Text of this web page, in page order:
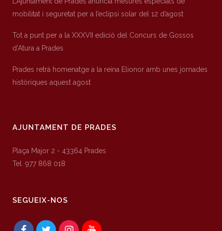
mobilitat i seguretat per a l’eclipsi solar del 12 d’agost
Tot a punt per a la XXXVII edició del Concurs de Gossos
d’Atura a Prades
Prades retrà homenatge a la reina Elionor amb unes jornades
històriques aquest agost
AJUNTAMENT DE PRADES
Plaça Major 2 - 43364 Prades
Tel. 977 868 018
SEGUEIX-NOS